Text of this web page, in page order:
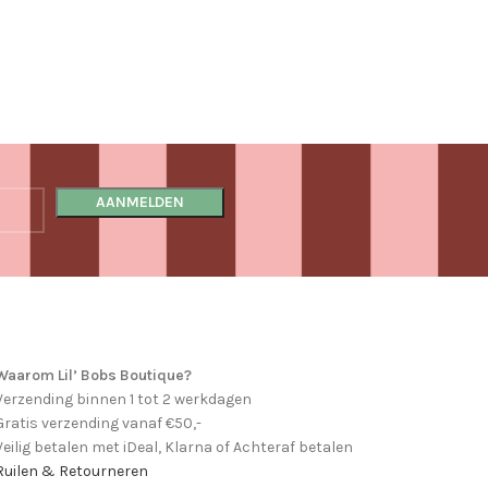
Lil’ Bobs Boutique?
binnen 1 tot 2 werkdagen
verzending vanaf €50,-
betalen met iDeal, Klarna of Achteraf betalen
& Retourneren